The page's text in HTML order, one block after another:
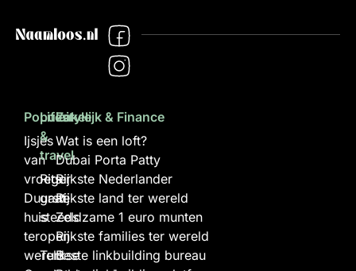
Populair
Ijsjes
van
vroeger
Duurste
huis
ter
wereld
Lifestyle
&
travel
Rits
gaat
steeds
open
Turkse
Zakelijk & Finance
Wat is een loft?
Dubai Porta Patty
Rijkste Nederlander
Rijkste land ter wereld
Zeldzame 1 euro munten
Rijkste families ter wereld
Beste linkbuilding bureau